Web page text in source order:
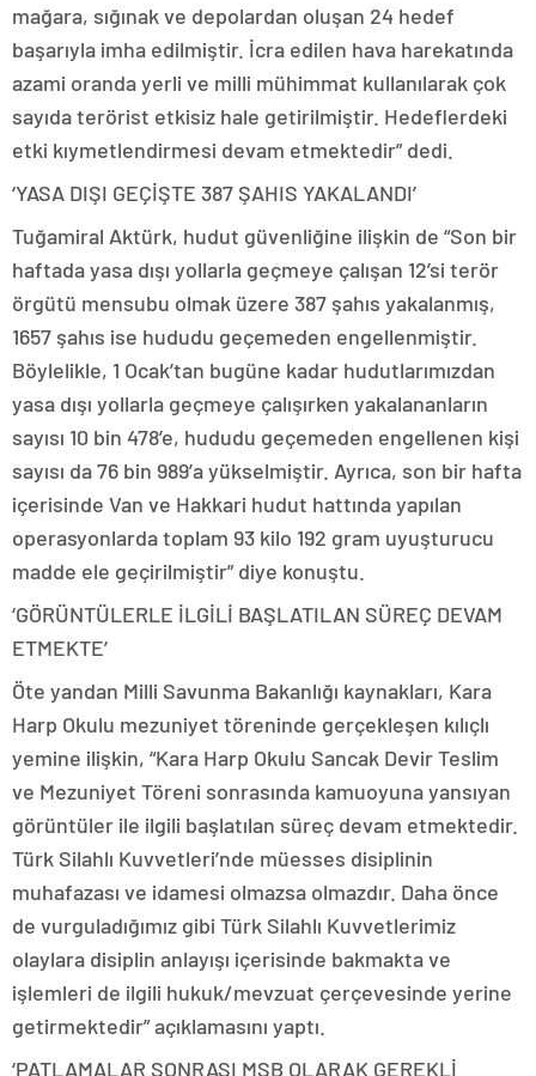
mağara, sığınak ve depolardan oluşan 24 hedef
başarıyla imha edilmiştir. İcra edilen hava harekatında
azami oranda yerli ve milli mühimmat kullanılarak çok
sayıda terörist etkisiz hale getirilmiştir. Hedeflerdeki
etki kıymetlendirmesi devam etmektedir” dedi.
‘YASA DIŞI GEÇİŞTE 387 ŞAHIS YAKALANDI’
Tuğamiral Aktürk, hudut güvenliğine ilişkin de “Son bir
haftada yasa dışı yollarla geçmeye çalışan 12’si terör
örgütü mensubu olmak üzere 387 şahıs yakalanmış,
1657 şahıs ise hududu geçemeden engellenmiştir.
Böylelikle, 1 Ocak’tan bugüne kadar hudutlarımızdan
yasa dışı yollarla geçmeye çalışırken yakalananların
sayısı 10 bin 478’e, hududu geçemeden engellenen kişi
sayısı da 76 bin 989’a yükselmiştir. Ayrıca, son bir hafta
içerisinde Van ve Hakkari hudut hattında yapılan
operasyonlarda toplam 93 kilo 192 gram uyuşturucu
madde ele geçirilmiştir” diye konuştu.
‘GÖRÜNTÜLERLE İLGİLİ BAŞLATILAN SÜREÇ DEVAM
ETMEKTE’
Öte yandan Milli Savunma Bakanlığı kaynakları, Kara
Harp Okulu mezuniyet töreninde gerçekleşen kılıçlı
yemine ilişkin, “Kara Harp Okulu Sancak Devir Teslim
ve Mezuniyet Töreni sonrasında kamuoyuna yansıyan
görüntüler ile ilgili başlatılan süreç devam etmektedir.
Türk Silahlı Kuvvetleri’nde müesses disiplinin
muhafazası ve idamesi olmazsa olmazdır. Daha önce
de vurguladığımız gibi Türk Silahlı Kuvvetlerimiz
olaylara disiplin anlayışı içerisinde bakmakta ve
işlemleri de ilgili hukuk/mevzuat çerçevesinde yerine
getirmektedir” açıklamasını yaptı.
‘PATLAMALAR SONRASI MSB OLARAK GEREKLİ